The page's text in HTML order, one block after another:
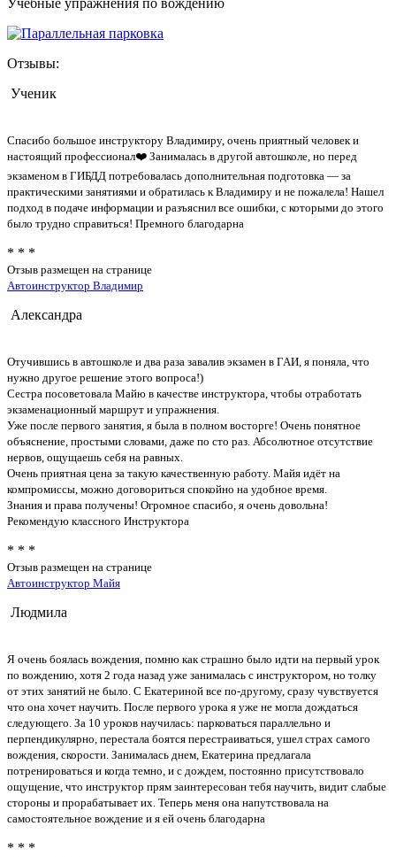
Учебные упражнения по вождению
Отзывы:
Ученик
Спасибо большое инструктору Владимиру, очень приятный человек и
настоящий профессионал❤️ Занималась в другой автошколе, но перед
экзаменом в ГИБДД потребовалась дополнительная подготовка — за
практическими занятиями и обратилась к Владимиру и не пожалела! Нашел
подход в подаче информации и разъяснил все ошибки, с которыми до этого
было трудно справиться! Премного благодарна
* * *
Отзыв размещен на странице
Автоинструктор Владимир
Александра
Отучившись в автошколе и два раза завалив экзамен в ГАИ, я поняла, что
нужно другое решение этого вопроса!)
Сестра посоветовала Майю в качестве инструктора, чтобы отработать
экзаменационный маршрут и упражнения.
Уже после первого занятия, я была в полном восторге! Очень понятное
объяснение, простыми словами, даже по сто раз. Абсолютное отсутствие
нервов, ощущаешь себя на равных.
Очень приятная цена за такую качественную работу. Майя идёт на
компромиссы, можно договориться спокойно на удобное время.
Знания и права получены! Огромное спасибо, я очень довольна!
Рекомендую классного Инструктора
* * *
Отзыв размещен на странице
Автоинструктор Майя
Людмила
Я очень боялась вождения, помню как страшно было идти на первый урок
по вождению, хотя 2 года назад уже занималась с инструктором, но толку
от этих занятий не было. С Екатериной все по-другому, сразу чувствуется
что она хочет научить. После первого урока я уже не могла дождаться
следующего. За 10 уроков научилась: парковаться параллельно и
перпендикулярно, перестала боятся перестраиваться, ушел страх самого
вождения, скорости. Занималась днем, Екатерина предлагала
потренироваться и когда темно, и с дождем, постоянно присутствовало
ощущение, что инструктор прям заинтересован тебя научить, видит слабые
стороны и прорабатывает их. Теперь меня она напутствовала на
самостоятельное вождение и я ей очень благодарна
* * *